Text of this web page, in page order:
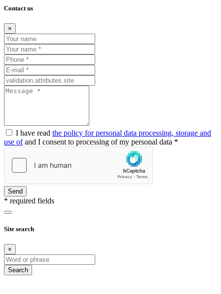
Contact us
×
I have read the policy for personal data processing, storage and
use ofand I consent to processing of my personal data *
Send
* required fields
Site search
×
Search